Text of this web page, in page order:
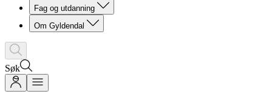
Fag og utdanning
Om Gyldendal
Søk